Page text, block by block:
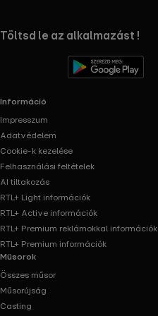
RTL+ useful links.
Töltsd le az alkalmazást !
Információ
Impresszum
Adatvédelem
Cookie-k kezelése
Felhasználási feltételek
AI tiltakozás
RTL+ Light információk
RTL+ Active információk
RTL+ Premium reklámokkal információk
RTL+ Premium információk
Műsorok
Összes műsor
Műsorújság
Casting